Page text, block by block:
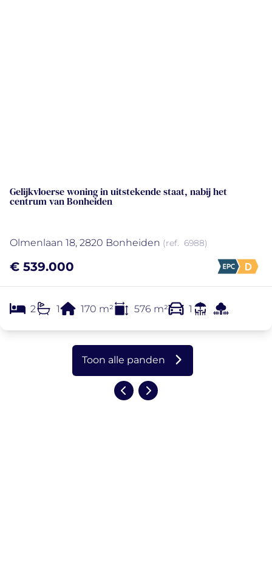
Gelijkvloerse woning in uitstekende staat, nabij het
centrum van Bonheiden
Olmenlaan 18, 2820 Bonheiden (ref. 6988)
€ 539.000
2 1 170 m² 576 m² 1
Toon alle panden